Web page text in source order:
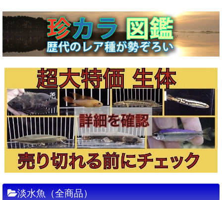
淡水魚（全商品）